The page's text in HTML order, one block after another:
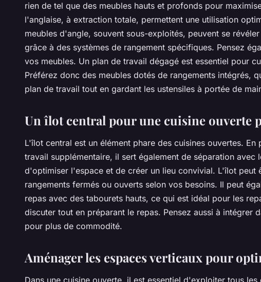
rien de tel que des meubles hauts et profonds pour
l'anglaise, à extraction totale, permettent une utilisation
meubles d'angle, souvent sous-exploités, peuvent se
grâce à des systèmes de rangement spécifiques. Pensez
vos meubles. Un plan de travail dégagé est essentiel pour
Préférez donc des meubles dotés de rangements intégrés,
plan de travail tout en gardant les ustensiles à portée de
Un îlot central pour une cuisine ouverte
L'îlot central est un élément phare des cuisines ouvertes. En
travail supplémentaire, il sert également de séparation avec
d'optimiser l'espace et de créer un lieu convivial. L'îlot peut
rangements fermés ou ouverts selon vos besoins. Il peut
repas avec des tabourets hauts, ce qui est idéal pour les
discuter tout en préparant le repas. Pensez aussi à intégrer
pour plus de commodité.
Aménager les espaces verticaux pour